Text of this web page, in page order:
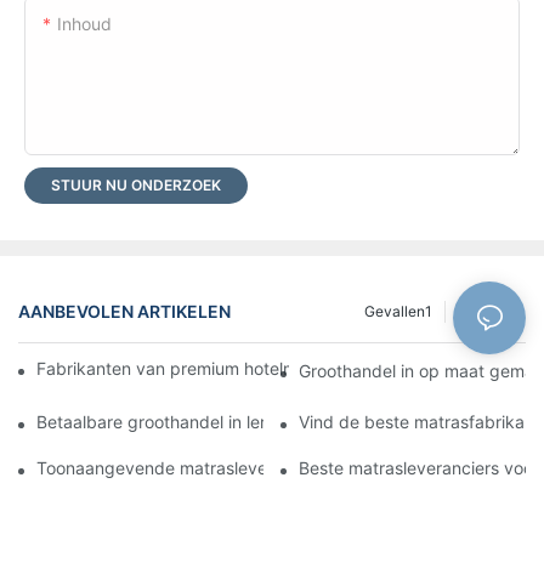
Inhoud
STUUR NU ONDERZOEK
AANBEVOLEN ARTIKELEN Bloggen
Gevallen1
Fabrikanten van premium hotelmatrassen op maat voor uw
Groothandel in op maat
Betaalbare groothandel in leren bedden voor uw detailhandel
Vind de beste
Toonaangevende matrasleverancier voor uw zakelijke
Beste matrasleveranciers